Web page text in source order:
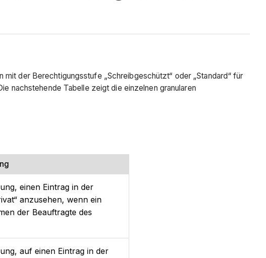
der Berechtigungsstufe „Schreibgeschützt“ oder „Standard“ für
nachstehende Tabelle zeigt die einzelnen granularen
einen Eintrag in der
anzusehen, wenn ein
der Beauftragte des
auf einen Eintrag in der